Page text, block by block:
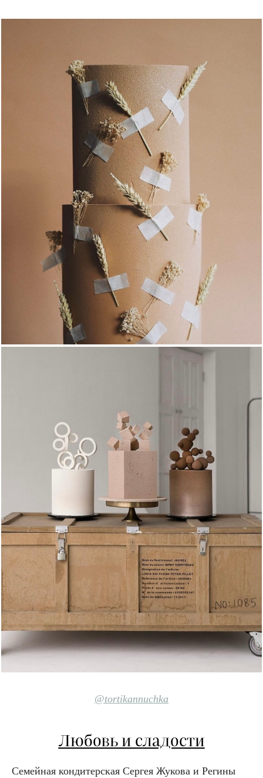
@tortikannuchka
Любовь и сладости
Семейная кондитерская Сергея Жукова и Регины